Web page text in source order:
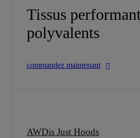
Tissus
polyvalents
commandez maintenant
AWDis Just Hoods